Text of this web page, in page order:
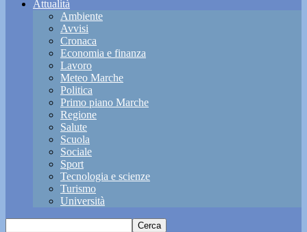
Attualità
Ambiente
Avvisi
Cronaca
Economia e finanza
Lavoro
Meteo Marche
Politica
Primo piano Marche
Regione
Salute
Scuola
Sociale
Sport
Tecnologia e scienze
Turismo
Università